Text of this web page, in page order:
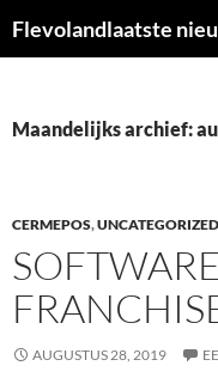
naar
Flevolandlaatste
Maandelijks archief:
CERMEPOS,UNCATEGORIZED
AUGUSTUS 28, 2019